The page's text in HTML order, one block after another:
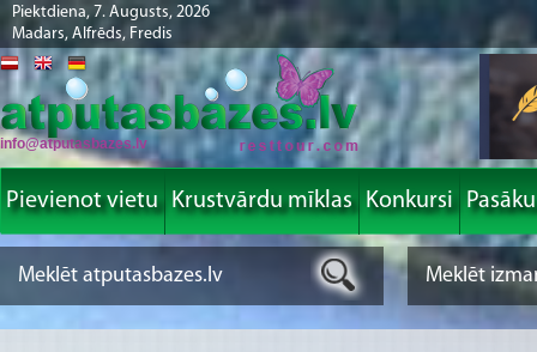
Piektdiena, 7. Augusts, 2026
Madars, Alfrēds, Fredis
info@atputasbazes.lv
Pievienot vietu Krustvārdu mīklas Konkursi